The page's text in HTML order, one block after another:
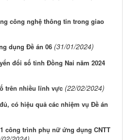
công nghệ thông tin trong giao
dụng Đề án 06 (31/01/2024)
đổi số tỉnh Đồng Nai năm 2024
trên nhiều lĩnh vực (22/02/2024)
có hiệu quả các nhiệm vụ Đề án
công trình phụ nữ ứng dụng CNTT